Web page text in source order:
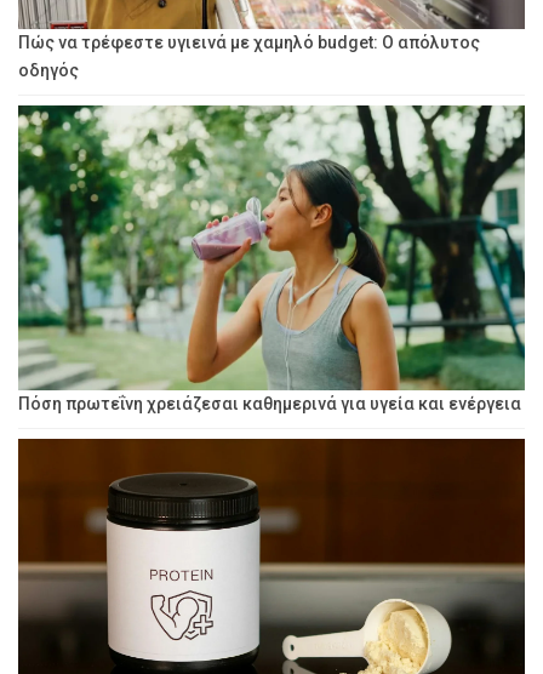
Πώς να τρέφεστε υγιεινά με χαμηλό budget: Ο απόλυτος
οδηγός
Πόση πρωτεΐνη χρειάζεσαι καθημερινά για υγεία και ενέργεια